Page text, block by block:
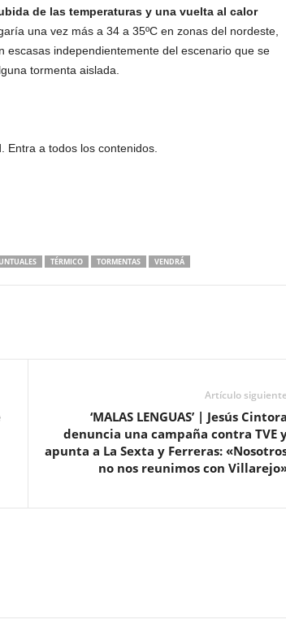
de las temperaturas y una vuelta al calor
una vez más a 34 a 35ºC en zonas del nordeste,
escasas independientemente del escenario que se
tormenta aislada.
. Entra a todos los contenidos.
TÉRMICO TORMENTAS VENDRÁ
Artículo siguiente
‘MALAS LENGUAS’ | Jesús Cintora
denuncia una campaña contra TVE
apunta a La Sexta y Ferreras:
no nos reunimos con